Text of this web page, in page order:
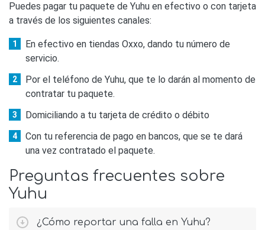
Puedes pagar tu paquete de Yuhu en efectivo o con tarjeta
a través de los siguientes canales:
En efectivo en tiendas Oxxo, dando tu número de
servicio.
Por el teléfono de Yuhu, que te lo darán al momento de
contratar tu paquete.
Domiciliando a tu tarjeta de crédito o débito
Con tu referencia de pago en bancos, que se te dará
una vez contratado el paquete.
Preguntas frecuentes sobre
Yuhu
¿Cómo reportar una falla en Yuhu?